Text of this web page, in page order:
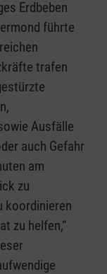
Erdbeben
führte
trafen
Ausfälle
auch Gefahr
am
zu
koordinieren
zu helfen,“